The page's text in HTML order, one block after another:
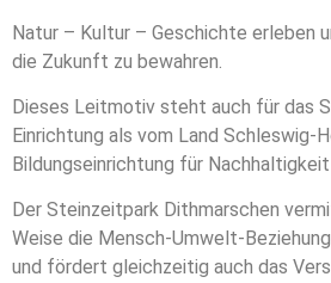
Natur – Kultur – Geschichte erleben
die Zukunft zu bewahren.
Dieses Leitmotiv steht auch für das
Einrichtung als vom Land Schleswig-
Bildungseinrichtung für Nachhaltigkeit
Der Steinzeitpark Dithmarschen
Weise die Mensch-Umwelt-
und fördert gleichzeitig auch das